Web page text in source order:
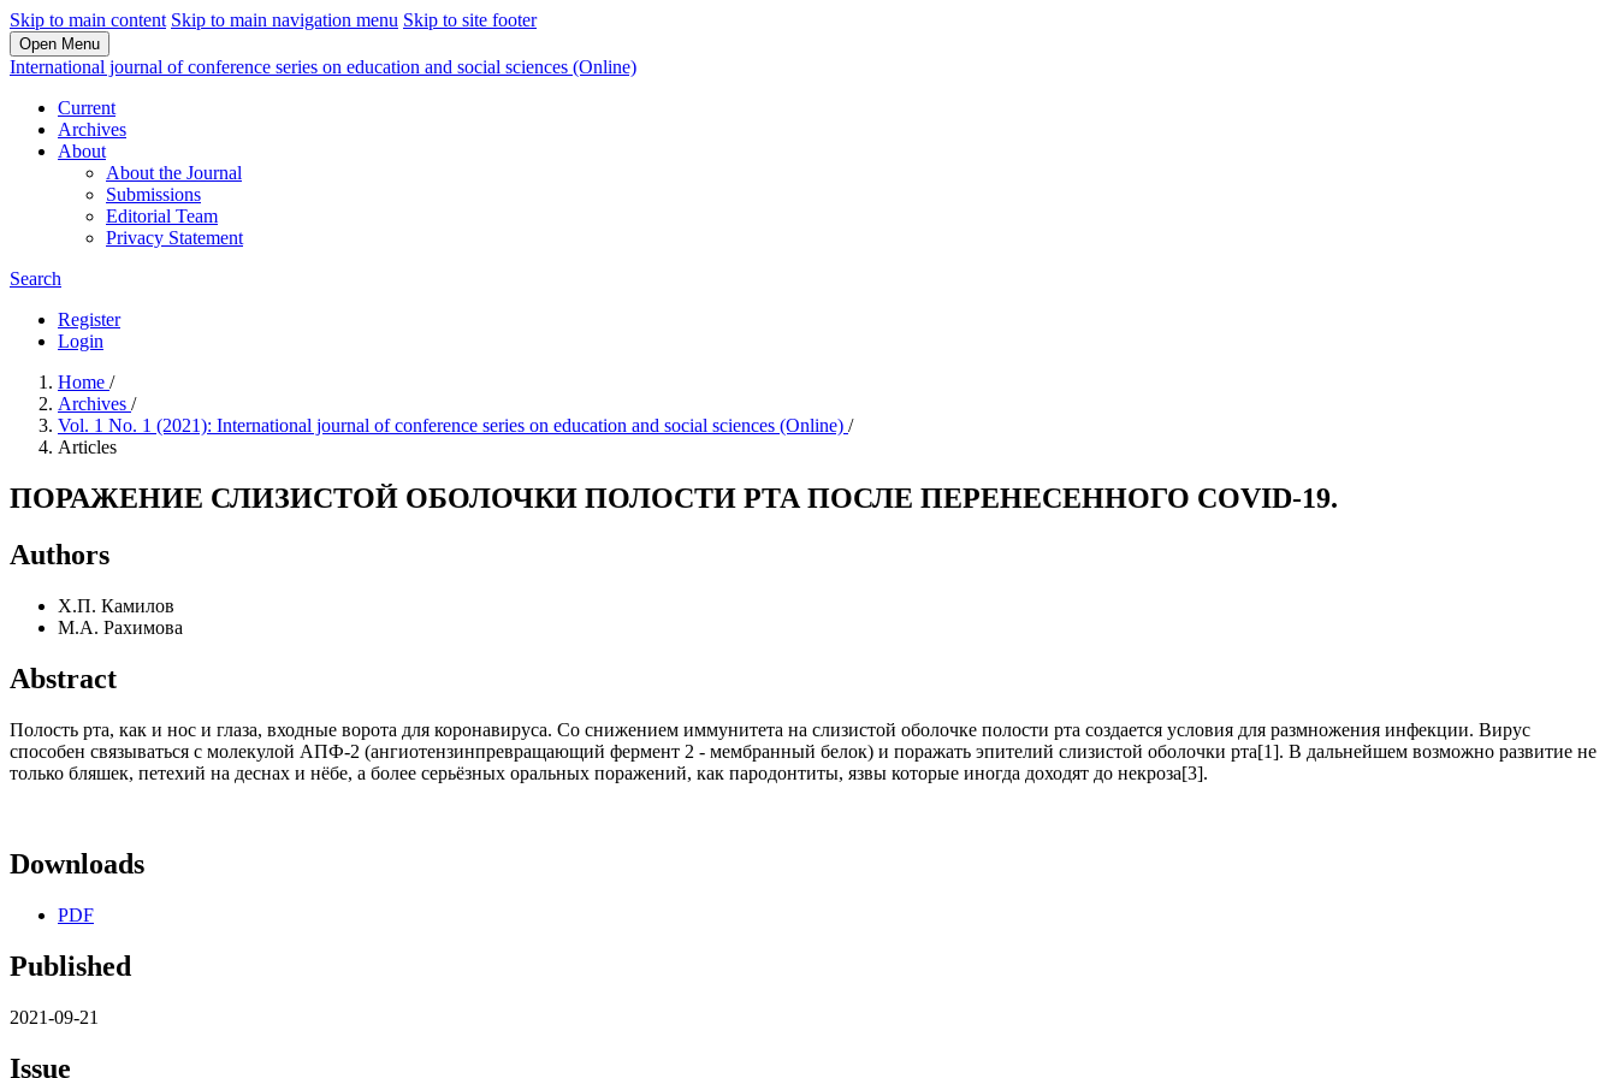
Skip to main content Skip to main navigation menu Skip to site footer
Open Menu
International journal of conference series on education and social sciences (Online)
Current
Archives
About
About the Journal
Submissions
Editorial Team
Privacy Statement
Search
Register
Login
Home /
Archives /
Vol. 1 No. 1 (2021): International journal of conference series on education and social sciences (Online) /
Articles
ПОРАЖЕНИЕ СЛИЗИСТОЙ ОБОЛОЧКИ ПОЛОСТИ РТА ПОСЛЕ ПЕРЕНЕСЕННОГО COVID-19.
Authors
Х.П. Камилов
М.А. Рахимова
Abstract
Полость рта, как и нос и глаза, входные ворота для коронавируса. Со снижением иммунитета на слизистой оболочке полости рта создается условия для размножения инфекции. Вирус
способен связываться с молекулой АПФ-2 (ангиотензинпревращающий фермент 2 - мембранный белок) и поражать эпителий слизистой оболочки рта[1]. В дальнейшем возможно развитие не
только бляшек, петехий на деснах и нёбе, а более серьёзных оральных поражений, как пародонтиты, язвы которые иногда доходят до некроза[3].
Downloads
PDF
Published
2021-09-21
Issue